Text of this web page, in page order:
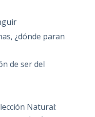
¿dónde paran
de ser del
Natural: